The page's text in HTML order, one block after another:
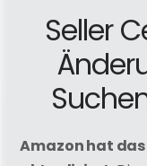
Seller
Amazon hat das